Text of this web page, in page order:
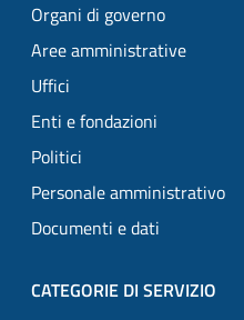
Organi di governo
Aree amministrative
Uffici
Enti e fondazioni
Politici
Personale amministrativo
Documenti e dati
CATEGORIE DI SERVIZIO